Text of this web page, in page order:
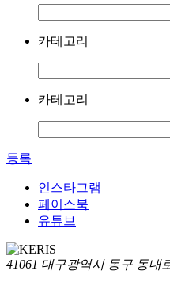
카테고리
카테고리
등록
인스타그램
페이스북
유튜브
41061 대구광역시 동구 동내